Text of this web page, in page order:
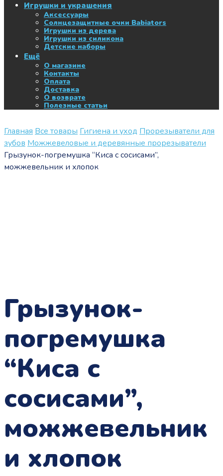
Игрушки и украшения
Аксессуары
Солнцезащитные очки Babiators
Игрушки из дерева
Игрушки из силикона
Детские наборы
Ещё
О магазине
Контакты
Оплата
Доставка
О возврате
Полезные статьи
Главная Все товары Гигиена и уход Прорезыватели для
зубов Можжевеловые и деревянные прорезыватели
Грызунок-погремушка “Киса с сосисами”,
можжевельник и хлопок
Грызунок-
погремушка
“Киса с
сосисами”,
можжевельник
и хлопок